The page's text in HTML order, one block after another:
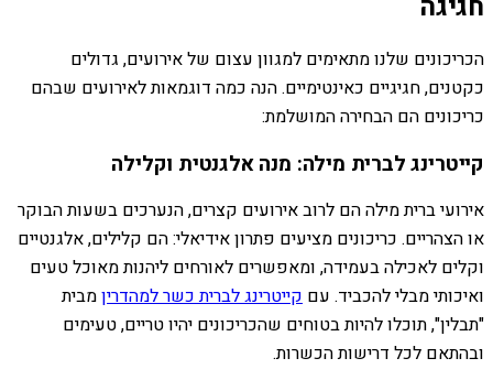
הכריכונים שלנו מתאימים למגוון עצום של אירועים, גדולים
כקטנים, חגיגיים כאינטימיים. הנה כמה דוגמאות לאירועים שבהם
כריכונים הם הבחירה המושלמת:
קייטרינג לברית מילה: מנה אלגנטית וקלילה
אירועי ברית מילה הם לרוב אירועים קצרים, הנערכים בשעות הבוקר
או הצהריים. כריכונים מציעים פתרון אידיאלי: הם קלילים, אלגנטיים
וקלים לאכילה בעמידה, ומאפשרים לאורחים ליהנות מאוכל טעים
ואיכותי מבלי להכביד. עם קייטרינג לברית כשר למהדריןמבית
"תבלין", תוכלו להיות בטוחים שהכריכונים יהיו טריים, טעימים
ובהתאם לכל דרישות הכשרות.